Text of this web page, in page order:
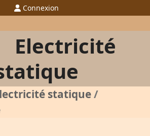
Connexion
Electricité
statique/